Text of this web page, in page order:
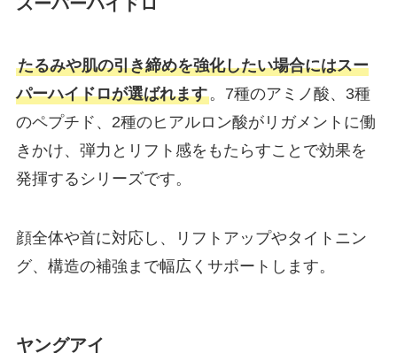
たるみや肌の引き締めを強化したい場合にはスー
パーハイドロが選ばれます。7種のアミノ酸、3種
のペプチド、2種のヒアルロン酸がリガメントに働
きかけ、弾力とリフト感をもたらすことで効果を
発揮するシリーズです。
顔全体や首に対応し、リフトアップやタイトニン
グ、構造の補強まで幅広くサポートします。
ヤングアイ